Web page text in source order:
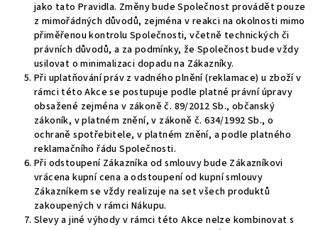
jako tato Pravidla. Změny bude Společnost provádět pouze
z mimořádných důvodů, zejména v reakci na okolnosti mimo
přiměřenou kontrolu Společnosti, včetně technických či
právních důvodů, a za podmínky, že Společnost bude vždy
usilovat o minimalizaci dopadu na Zákazníky.
Při uplatňování práv z vadného plnění (reklamace) u zboží v
rámci této Akce se postupuje podle platné právní úpravy
obsažené zejména v zákoně č. 89/2012 Sb., občanský
zákoník, v platném znění, v zákoně č. 634/1992 Sb., o
ochraně spotřebitele, v platném znění, a podle platného
reklamačního řádu Společnosti.
Při odstoupení Zákazníka od smlouvy bude Zákazníkovi
vrácena kupní cena a odstoupení od kupní smlouvy
Zákazníkem se vždy realizuje na set všech produktů
zakoupených v rámci Nákupu.
Slevy a jiné výhody v rámci této Akce nelze kombinovat s